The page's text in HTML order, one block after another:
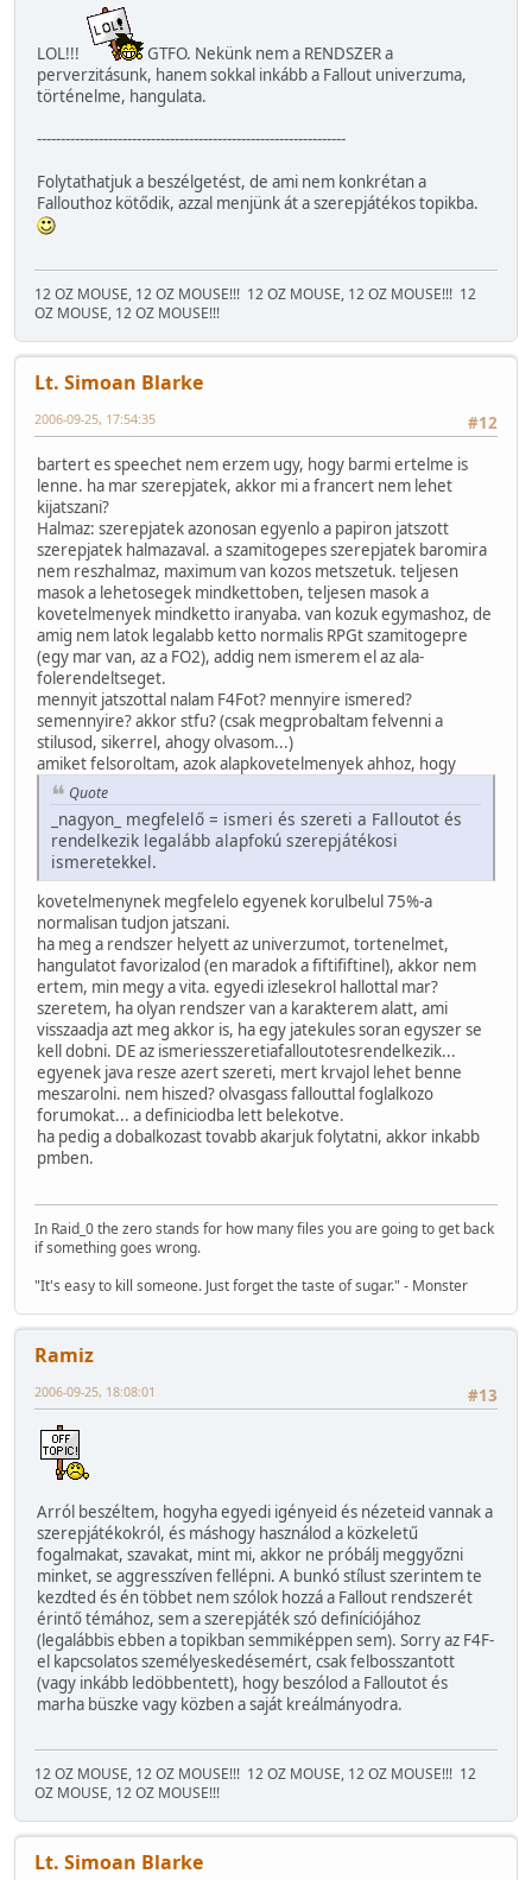
LOL!!!
GTFO. Nekünk nem a RENDSZER a
perverzitásunk, hanem sokkal inkább a Fallout univerzuma,
történelme, hangulata.
-----------------------------------------------------------------
Folytathatjuk a beszélgetést, de ami nem konkrétan a
Fallouthoz kötődik, azzal menjünk át a szerepjátékos topikba.
12 OZ MOUSE, 12 OZ MOUSE!!! 12 OZ MOUSE, 12 OZ MOUSE!!! 12
OZ MOUSE, 12 OZ MOUSE!!!
Lt. Simoan Blarke
#12
2006-09-25, 17:54:35
bartert es speechet nem erzem ugy, hogy barmi ertelme is
lenne. ha mar szerepjatek, akkor mi a francert nem lehet
kijatszani?
Halmaz: szerepjatek azonosan egyenlo a papiron jatszott
szerepjatek halmazaval. a szamitogepes szerepjatek baromira
nem reszhalmaz, maximum van kozos metszetuk. teljesen
masok a lehetosegek mindkettoben, teljesen masok a
kovetelmenyek mindketto iranyaba. van kozuk egymashoz, de
amig nem latok legalabb ketto normalis RPGt szamitogepre
(egy mar van, az a FO2), addig nem ismerem el az ala-
folerendeltseget.
mennyit jatszottal nalam F4Fot? mennyire ismered?
semennyire? akkor stfu? (csak megprobaltam felvenni a
stilusod, sikerrel, ahogy olvasom...)
amiket felsoroltam, azok alapkovetelmenyek ahhoz, hogy
Quote
_nagyon_ megfelelő = ismeri és szereti a Falloutot és
rendelkezik legalább alapfokú szerepjátékosi
ismeretekkel.
kovetelmenynek megfelelo egyenek korulbelul 75%-a
normalisan tudjon jatszani.
ha meg a rendszer helyett az univerzumot, tortenelmet,
hangulatot favorizalod (en maradok a fiftififtinel), akkor nem
ertem, min megy a vita. egyedi izlesekrol hallottal mar?
szeretem, ha olyan rendszer van a karakterem alatt, ami
visszaadja azt meg akkor is, ha egy jatekules soran egyszer se
kell dobni. DE az ismeriesszeretiafalloutotesrendelkezik...
egyenek java resze azert szereti, mert krvajol lehet benne
meszarolni. nem hiszed? olvasgass fallouttal foglalkozo
forumokat... a definiciodba lett belekotve.
ha pedig a dobalkozast tovabb akarjuk folytatni, akkor inkabb
pmben.
In Raid_0 the zero stands for how many files you are going to get back
if something goes wrong.
"It's easy to kill someone. Just forget the taste of sugar." - Monster
Ramiz
#13
2006-09-25, 18:08:01
Arról beszéltem, hogyha egyedi igényeid és nézeteid vannak a
szerepjátékokról, és máshogy használod a közkeletű
fogalmakat, szavakat, mint mi, akkor ne próbálj meggyőzni
minket, se aggresszíven fellépni. A bunkó stílust szerintem te
kezdted és én többet nem szólok hozzá a Fallout rendszerét
érintő témához, sem a szerepjáték szó definíciójához
(legalábbis ebben a topikban semmiképpen sem). Sorry az F4F-
el kapcsolatos személyeskedésemért, csak felbosszantott
(vagy inkább ledöbbentett), hogy beszólod a Falloutot és
marha büszke vagy közben a saját kreálmányodra.
12 OZ MOUSE, 12 OZ MOUSE!!! 12 OZ MOUSE, 12 OZ MOUSE!!! 12
OZ MOUSE, 12 OZ MOUSE!!!
Lt. Simoan Blarke